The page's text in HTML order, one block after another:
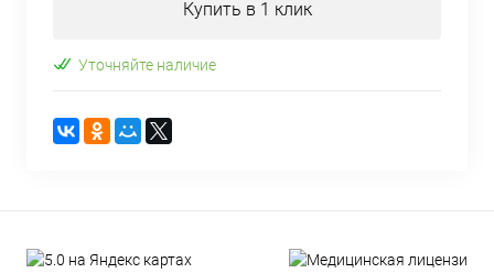
Купить в 1 клик
Уточняйте наличие